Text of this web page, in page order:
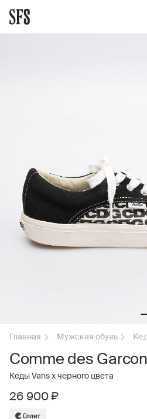
Главная Мужская обувь
Comme des
Кеды Vans x черного цвета
26 900 ₽